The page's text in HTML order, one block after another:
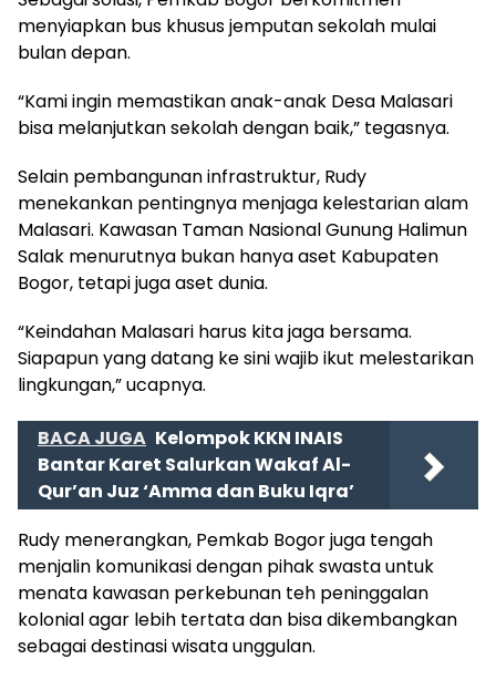
menyiapkan bus khusus jemputan sekolah mulai
bulan depan.
“Kami ingin memastikan anak-anak Desa Malasari
bisa melanjutkan sekolah dengan baik,” tegasnya.
Selain pembangunan infrastruktur, Rudy
menekankan pentingnya menjaga kelestarian alam
Malasari. Kawasan Taman Nasional Gunung Halimun
Salak menurutnya bukan hanya aset Kabupaten
Bogor, tetapi juga aset dunia.
“Keindahan Malasari harus kita jaga bersama.
Siapapun yang datang ke sini wajib ikut melestarikan
lingkungan,” ucapnya.
BACA JUGA Kelompok KKN INAIS
Bantar Karet Salurkan Wakaf Al-
Qur’an Juz ‘Amma dan Buku Iqra’
Rudy menerangkan, Pemkab Bogor juga tengah
menjalin komunikasi dengan pihak swasta untuk
menata kawasan perkebunan teh peninggalan
kolonial agar lebih tertata dan bisa dikembangkan
sebagai destinasi wisata unggulan.